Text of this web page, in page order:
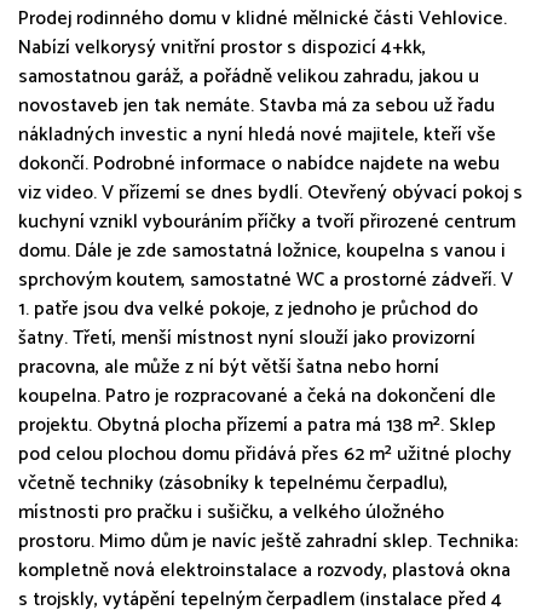
Prodej rodinného domu v klidné mělnické části Vehlovice.
Nabízí velkorysý vnitřní prostor s dispozicí 4+kk,
samostatnou garáž, a pořádně velikou zahradu, jakou u
novostaveb jen tak nemáte. Stavba má za sebou už řadu
nákladných investic a nyní hledá nové majitele, kteří vše
dokončí. Podrobné informace o nabídce najdete na webu
viz video. V přízemí se dnes bydlí. Otevřený obývací pokoj s
kuchyní vznikl vybouráním příčky a tvoří přirozené centrum
domu. Dále je zde samostatná ložnice, koupelna s vanou i
sprchovým koutem, samostatné WC a prostorné zádveří. V
1. patře jsou dva velké pokoje, z jednoho je průchod do
šatny. Třetí, menší místnost nyní slouží jako provizorní
pracovna, ale může z ní být větší šatna nebo horní
koupelna. Patro je rozpracované a čeká na dokončení dle
projektu. Obytná plocha přízemí a patra má 138 m². Sklep
pod celou plochou domu přidává přes 62 m² užitné plochy
včetně techniky (zásobníky k tepelnému čerpadlu),
místnosti pro pračku i sušičku, a velkého úložného
prostoru. Mimo dům je navíc ještě zahradní sklep. Technika:
kompletně nová elektroinstalace a rozvody, plastová okna
s trojskly, vytápění tepelným čerpadlem (instalace před 4